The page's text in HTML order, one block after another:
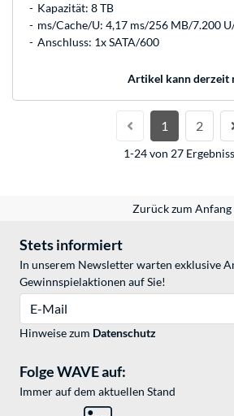
Kapazität: 8 TB
ms/Cache/U: 4,17 ms/256 MB/7.200
Anschluss: 1x SATA/600
Artikel kann derzeit
1 2
1-24 von 27
Zurück zum Anfang
Stets informiert
In unserem Newsletter warten exklusive
Gewinnspielaktionen auf Sie!
Hinweise zum Datenschutz
Folge WAVE auf:
Immer auf dem aktuellen Stand